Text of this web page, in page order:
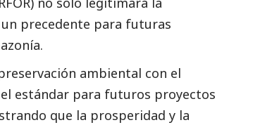
precedente para futuras
ambiental con el
estándar para futuros proyectos
que la prosperidad y la